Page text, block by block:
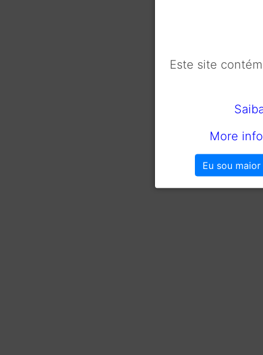
Este site
More
Eu sou